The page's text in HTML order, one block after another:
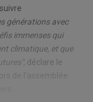
générations avec
immenses qui
climatique, et que
, déclare le
de l'assemblée